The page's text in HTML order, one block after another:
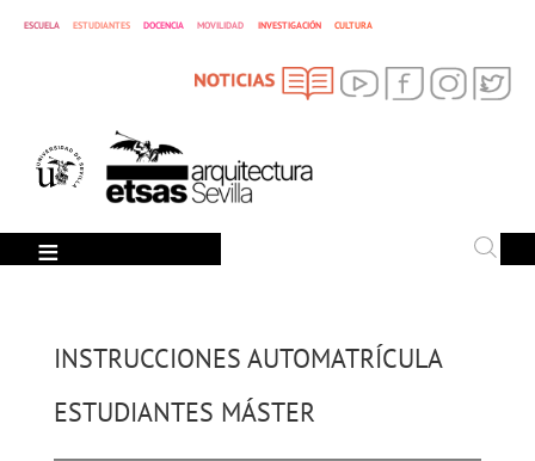
ESCUELA ESTUDIANTES DOCENCIA MOVILIDAD INVESTIGACIÓN CULTURA
INSTRUCCIONES AUTOMATRÍCULA
ESTUDIANTES MÁSTER